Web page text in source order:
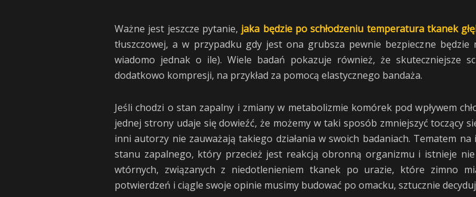
Ważne jest jeszcze pytanie, jaka będzie po schłodzeniu temperatura tkanek
tłuszczowej, a w przypadku gdy jest ona grubsza pewnie bezpieczne
wiadomo jednak o ile). Wiele badań pokazuje również, że skuteczniejsze
dodatkowo kompresji, na przykład za pomocą elastycznego bandaża.
Jeśli chodzi o stan zapalny i zmiany w metabolizmie komórek pod wpływem
jednej strony udaje się dowieźć, że możemy w taki sposób zmniejszyć toczący
inni autorzy nie zauważają takiego działania w swoich badaniach. Tematem
stanu zapalnego, który przecież jest reakcją obronną organizmu i istnieje
wtórnych, związanych z niedotlenieniem tkanek po urazie, które zimno
potwierdzeń i ciągle swoje opinie musimy budować po omacku, sztucznie